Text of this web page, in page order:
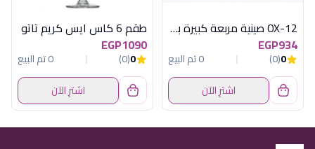
OX-12 صينية مربعة كبيرة بنى فاتح بغطاء اكريلك اكسفورد
EGP934
0
(0)
0 تم البيع
اشترِ الآن
طقم 6 كاس ايس كريم تاتو
EGP1090
0
(0)
0 تم البيع
اشترِ الآن